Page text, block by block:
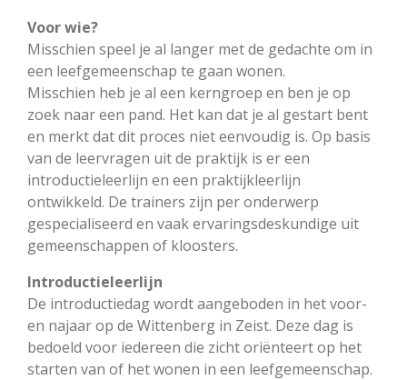
Voor wie?
Misschien speel je al langer met de gedachte om in
een leefgemeenschap te gaan wonen.
Misschien heb je al een kerngroep en ben je op
zoek naar een pand. Het kan dat je al gestart bent
en merkt dat dit proces niet eenvoudig is. Op basis
van de leervragen uit de praktijk is er een
introductieleerlijn en een praktijkleerlijn
ontwikkeld. De trainers zijn per onderwerp
gespecialiseerd en vaak ervaringsdeskundige uit
gemeenschappen of kloosters.
Introductieleerlijn
De introductiedag wordt aangeboden in het voor-
en najaar op de Wittenberg in Zeist. Deze dag is
bedoeld voor iedereen die zicht oriënteert op het
starten van of het wonen in een leefgemeenschap.